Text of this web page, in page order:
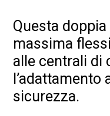
Questa
massima
alle centrali di
sicurezza.